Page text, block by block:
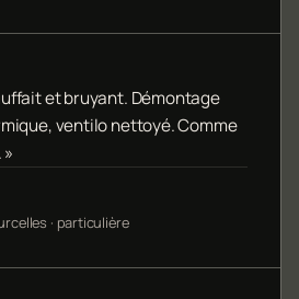
et bruyant. Démontage
ventilo nettoyé. Comme
· particulière